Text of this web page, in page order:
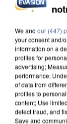
7h56
We and our (447)
your consent and/
information on a
profiles for
advertising;
performance;
of data from
profiles to
content; Use
detect fraud, and
Save and